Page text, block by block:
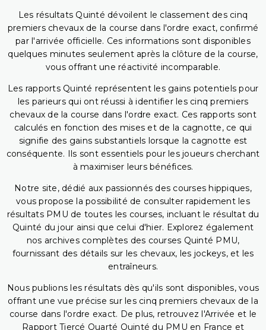
Les résultats Quinté dévoilent le classement des cinq
premiers chevaux de la course dans l'ordre exact, confirmé
par l'arrivée officielle. Ces informations sont disponibles
quelques minutes seulement après la clôture de la course,
vous offrant une réactivité incomparable.
Les rapports Quinté représentent les gains potentiels pour
les parieurs qui ont réussi à identifier les cinq premiers
chevaux de la course dans l'ordre exact. Ces rapports sont
calculés en fonction des mises et de la cagnotte, ce qui
signifie des gains substantiels lorsque la cagnotte est
conséquente. Ils sont essentiels pour les joueurs cherchant
à maximiser leurs bénéfices.
Notre site, dédié aux passionnés des courses hippiques,
vous propose la possibilité de consulter rapidement les
résultats PMU de toutes les courses, incluant le résultat du
Quinté du jour ainsi que celui d'hier. Explorez également
nos archives complètes des courses Quinté PMU,
fournissant des détails sur les chevaux, les jockeys, et les
entraîneurs.
Nous publions les résultats dès qu'ils sont disponibles, vous
offrant une vue précise sur les cinq premiers chevaux de la
course dans l'ordre exact. De plus, retrouvez l'Arrivée et le
Rapport Tiercé Quarté Quinté du PMU en France et